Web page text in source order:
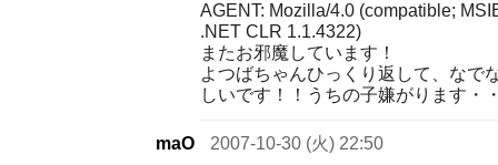
AGENT: Mozilla/4.0 (compatible;
.NET CLR 1.1.4322)
またお邪魔しています！
よつばちゃんひっくり返して、なで
しいです！！うちの子嫌がります・
maO
2007-10-30 (火) 22:50